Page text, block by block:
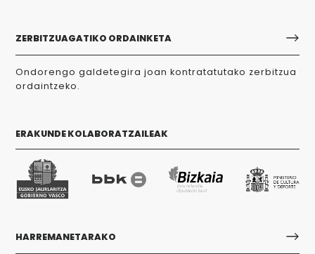
ZERBITZUAGATIKO ORDAINKETA
Ondorengo galdetegira joan kontratatutako zerbitzua
ordaintzeko.
ERAKUNDE KOLABORATZAILEAK
HARREMANETARAKO